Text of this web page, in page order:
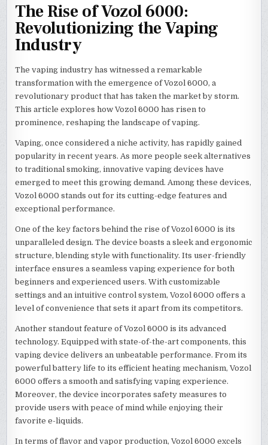
The Rise of Vozol 6000:
Revolutionizing the Vaping
Industry
The vaping industry has witnessed a remarkable
transformation with the emergence of Vozol 6000, a
revolutionary product that has taken the market by storm.
This article explores how Vozol 6000 has risen to
prominence, reshaping the landscape of vaping.
Vaping, once considered a niche activity, has rapidly gained
popularity in recent years. As more people seek alternatives
to traditional smoking, innovative vaping devices have
emerged to meet this growing demand. Among these devices,
Vozol 6000 stands out for its cutting-edge features and
exceptional performance.
One of the key factors behind the rise of Vozol 6000 is its
unparalleled design. The device boasts a sleek and ergonomic
structure, blending style with functionality. Its user-friendly
interface ensures a seamless vaping experience for both
beginners and experienced users. With customizable
settings and an intuitive control system, Vozol 6000 offers a
level of convenience that sets it apart from its competitors.
Another standout feature of Vozol 6000 is its advanced
technology. Equipped with state-of-the-art components, this
vaping device delivers an unbeatable performance. From its
powerful battery life to its efficient heating mechanism, Vozol
6000 offers a smooth and satisfying vaping experience.
Moreover, the device incorporates safety measures to
provide users with peace of mind while enjoying their
favorite e-liquids.
In terms of flavor and vapor production, Vozol 6000 excels